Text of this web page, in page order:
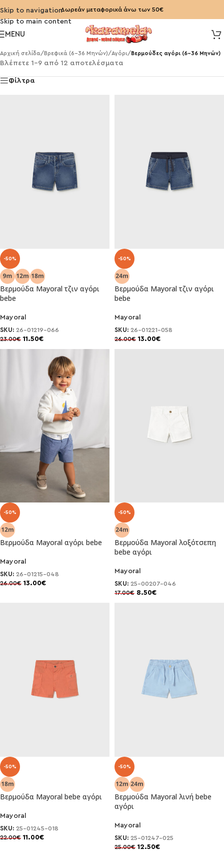
Skip to navigation
Skip to main content
Δωρεάν μεταφορικά άνω των 50€
MENU
Αρχική σελίδα/ Βρεφικά (6-36 Μηνών)/Αγόρι/ Βερμούδες αγόρι (6-36 Μηνών)
Βλέπετε 1–9 από 12 αποτελέσματα
Φίλτρα
-50%
Βερμούδα Mayoral τζιν αγόρι
bebe
Mayoral
SKU: 26-01219-066
23.00€ 11.50€
-50%
Βερμούδα Mayoral τζιν αγόρι
bebe
Mayoral
SKU: 26-01221-058
26.00€ 13.00€
-50%
Βερμούδα Mayoral αγόρι bebe
Mayoral
SKU: 26-01215-048
26.00€ 13.00€
-50%
Βερμούδα Mayoral λοξότσεπη
bebe αγόρι
Mayoral
SKU: 25-00207-046
17.00€ 8.50€
-50%
Βερμούδα Mayoral bebe αγόρι
Mayoral
SKU: 25-01245-018
22.00€ 11.00€
-50%
Βερμούδα Mayoral λινή bebe
αγόρι
Mayoral
SKU: 25-01247-025
25.00€ 12.50€